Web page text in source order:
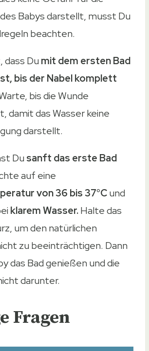
Babys darstellt, musst Du
beachten.
dass Dumit dem ersten Bad
bis der Nabel komplett
bis die Wunde
damit das Wasser keine
darstellt.
Dusanft das erste Bad
auf eine
von 36 bis 37°Cund
klarem Wasser.Halte das
um den natürlichen
zu beeinträchtigen. Dann
das Bad genießen und die
darunter.
Fragen